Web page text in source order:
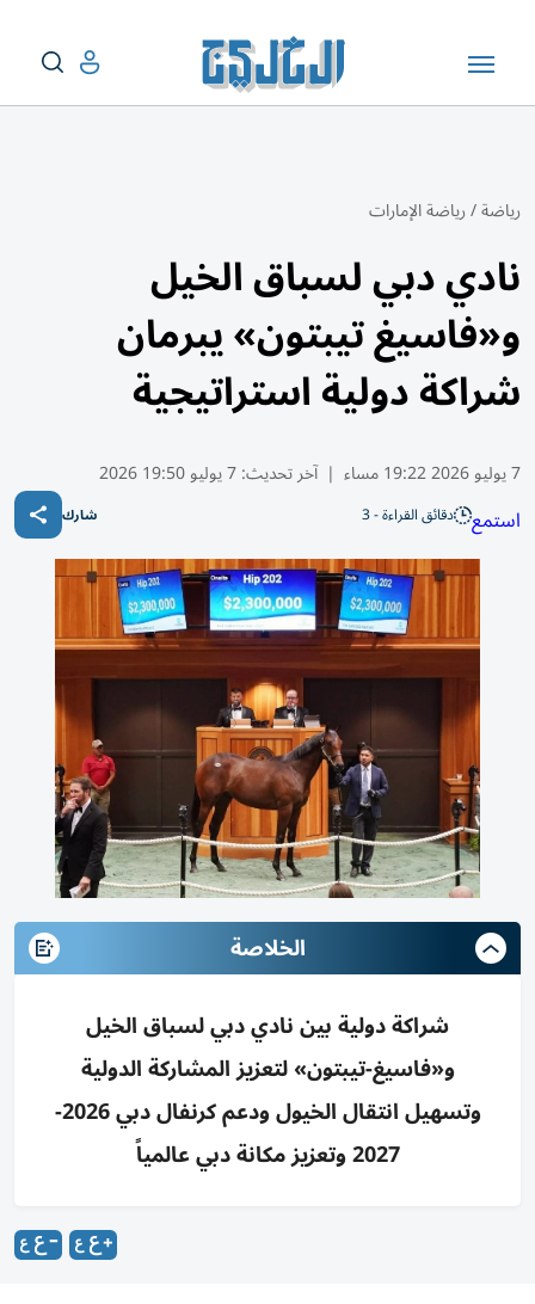
رياضة/رياضة الإمارات
نادي دبي لسباق الخيل
و«فاسيغ تيبتون» يبرمان
شراكة دولية استراتيجية
7 يوليو 2026 19:22 مساء | آخر تحديث:7 يوليو 19:50 2026
استمع دقائق القراءة - 3 شارك
الخلاصة
شراكة دولية بين نادي دبي لسباق الخيل
و«فاسيغ-تيبتون» لتعزيز المشاركة الدولية
وتسهيل انتقال الخيول ودعم كرنفال دبي 2026-
2027 وتعزيز مكانة دبي عالمياً